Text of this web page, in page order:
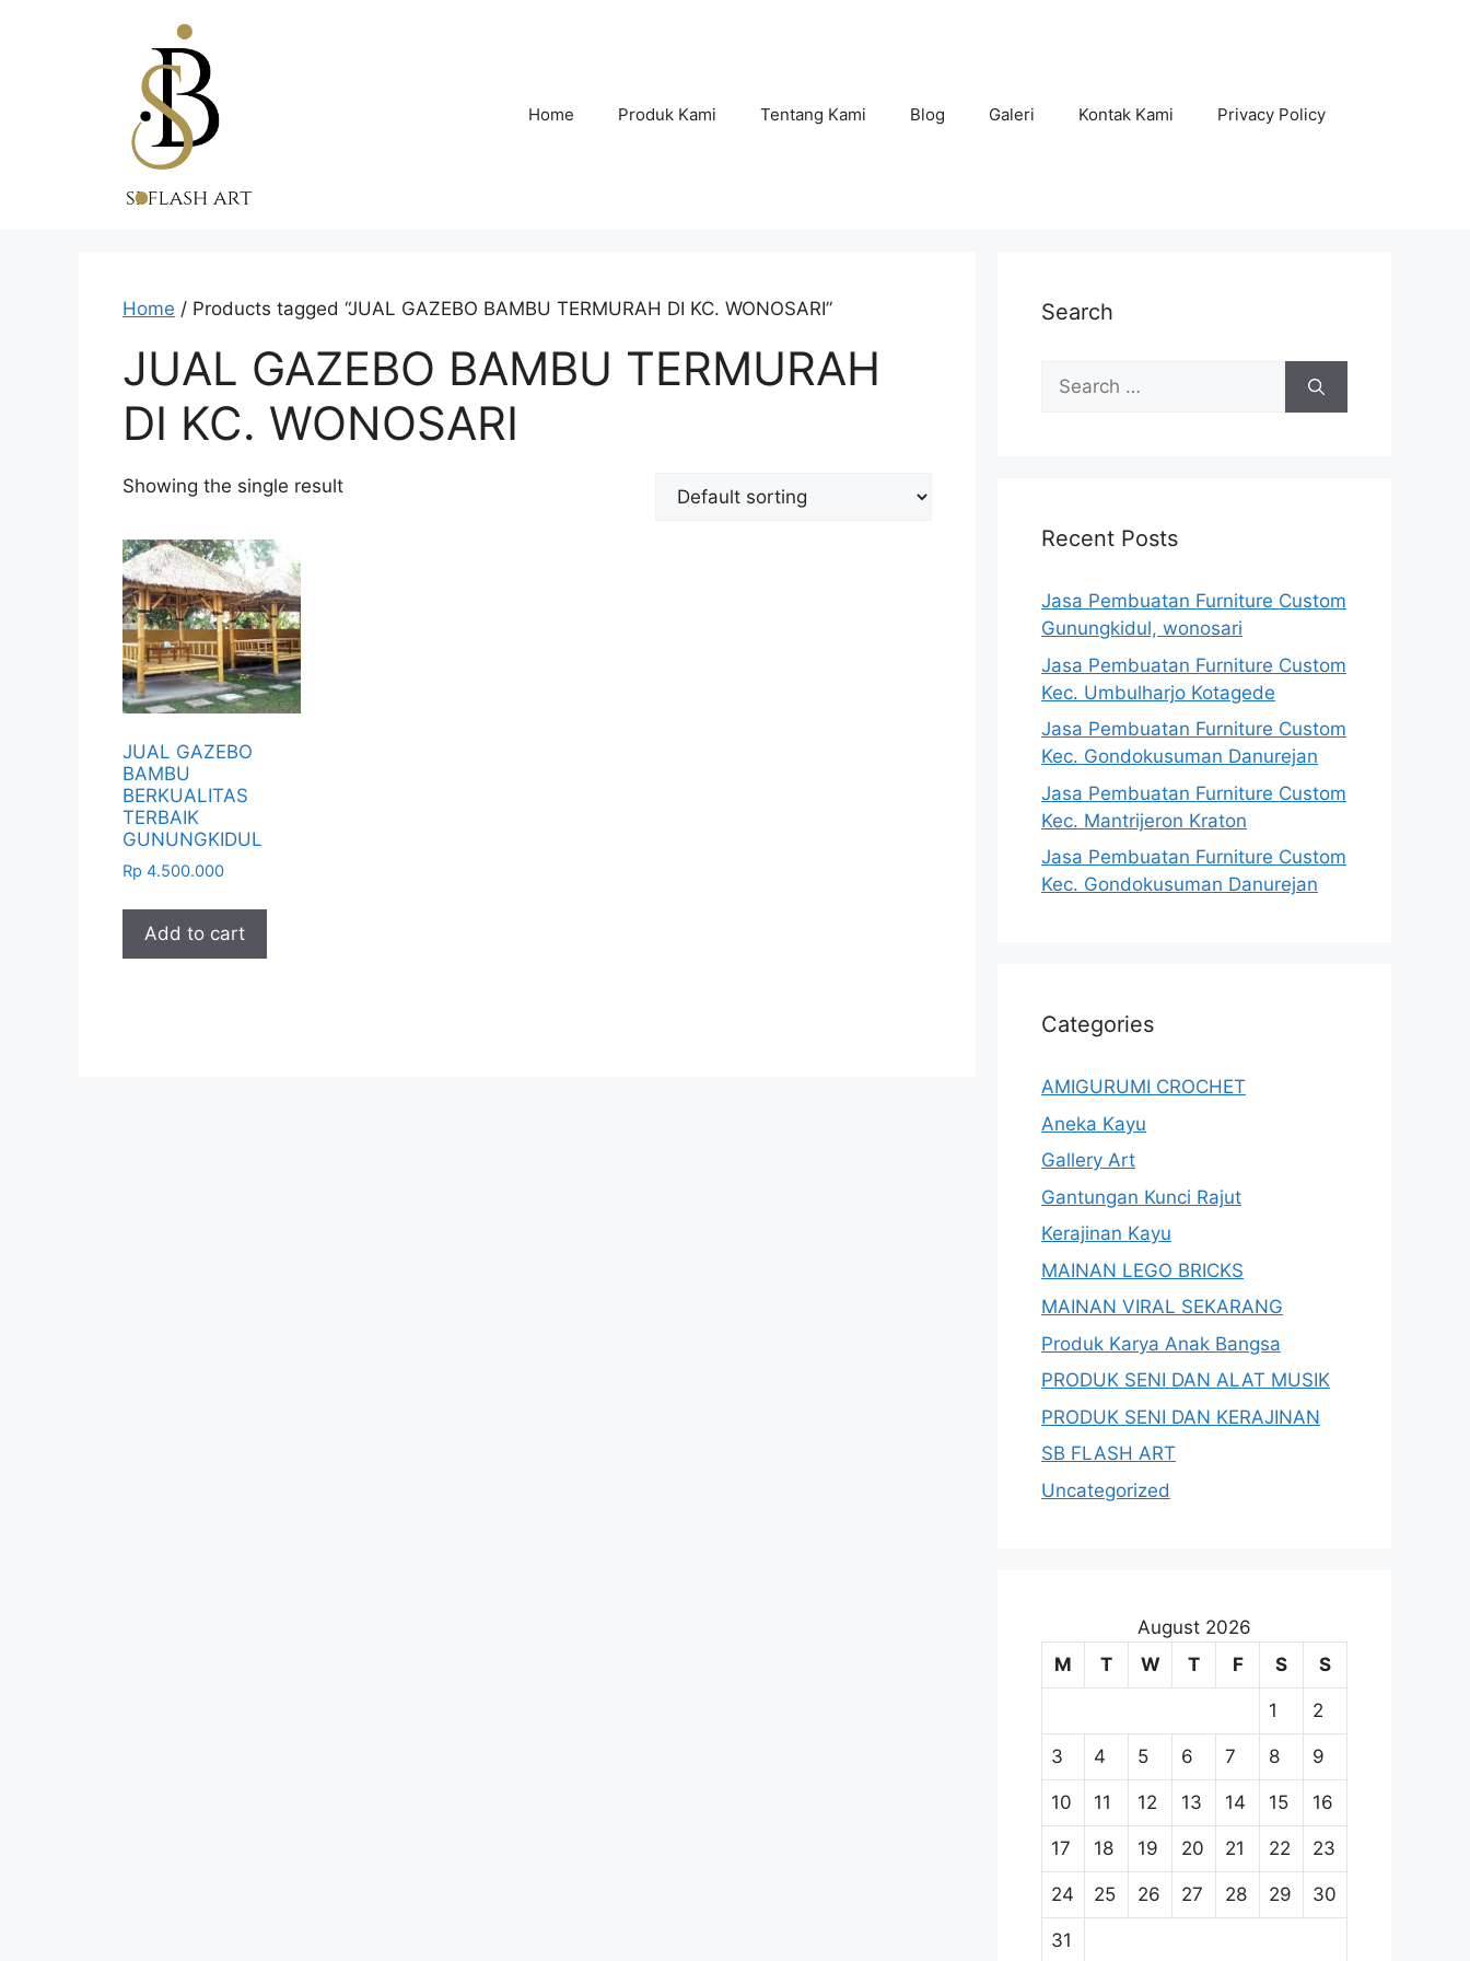
Home Produk Kami Tentang Kami Blog Galeri Kontak Kami Privacy Policy
Home / Products tagged “JUAL GAZEBO BAMBU TERMURAH DI KC. WONOSARI”
JUAL GAZEBO BAMBU TERMURAH
DI KC. WONOSARI
Showing the single result
JUAL GAZEBO
BAMBU
BERKUALITAS
TERBAIK
GUNUNGKIDUL
Rp 4.500.000
Add to cart
Search
Search
for:
Recent Posts
Jasa Pembuatan Furniture Custom
Gunungkidul, wonosari
Jasa Pembuatan Furniture Custom
Kec. Umbulharjo Kotagede
Jasa Pembuatan Furniture Custom
Kec. Gondokusuman Danurejan
Jasa Pembuatan Furniture Custom
Kec. Mantrijeron Kraton
Jasa Pembuatan Furniture Custom
Kec. Gondokusuman Danurejan
Categories
AMIGURUMI CROCHET
Aneka Kayu
Gallery Art
Gantungan Kunci Rajut
Kerajinan Kayu
MAINAN LEGO BRICKS
MAINAN VIRAL SEKARANG
Produk Karya Anak Bangsa
PRODUK SENI DAN ALAT MUSIK
PRODUK SENI DAN KERAJINAN
SB FLASH ART
Uncategorized
August 2026
M
T W T F S S
1 2
3 4 5 6 7 8 9
10 11 12 13 14 15 16
17 18 19 20 21 22 23
24 25 26 27 28 29 30
31